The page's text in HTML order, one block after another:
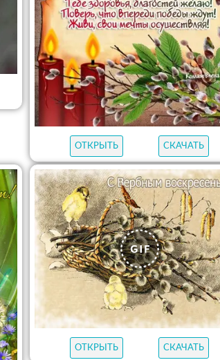
ОТКРЫТЬ СКАЧАТЬ
ОТКРЫТЬ СКАЧАТЬ